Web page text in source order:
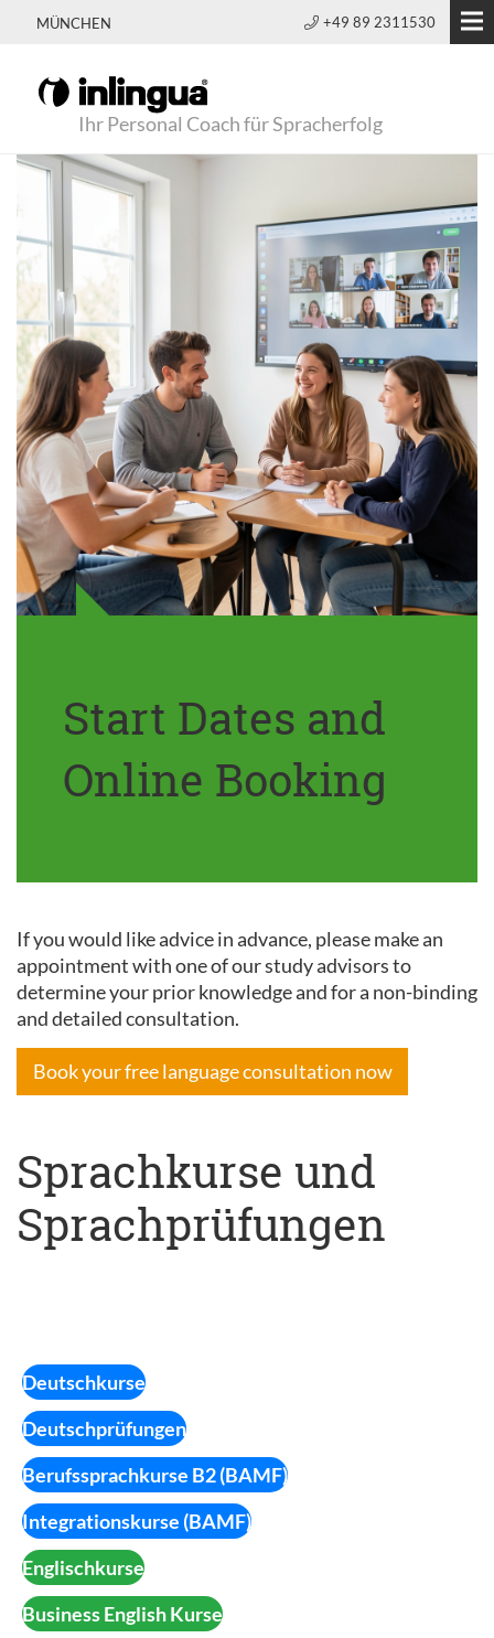
MÜNCHEN +49 89 2311530
Ihr Personal Coach für Spracherfolg
Start Dates and
Online Booking
If you would like advice in advance, please make an
appointment with one of our study advisors to
determine your prior knowledge and for a non-binding
and detailed consultation.
Book your free language consultation now
Sprachkurse und
Sprachprüfungen
Deutschkurse
Deutschprüfungen
Berufssprachkurse B2 (BAMF)
Integrationskurse (BAMF)
Englischkurse
Business English Kurse